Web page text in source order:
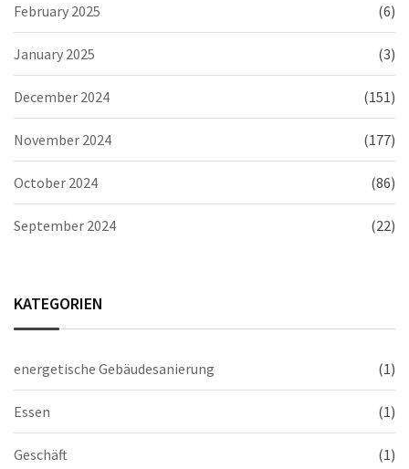
February 2025 (6)
January 2025 (3)
December 2024 (151)
November 2024 (177)
October 2024 (86)
September 2024 (22)
KATEGORIEN
energetische Gebäudesanierung (1)
Essen (1)
Geschäft (1)